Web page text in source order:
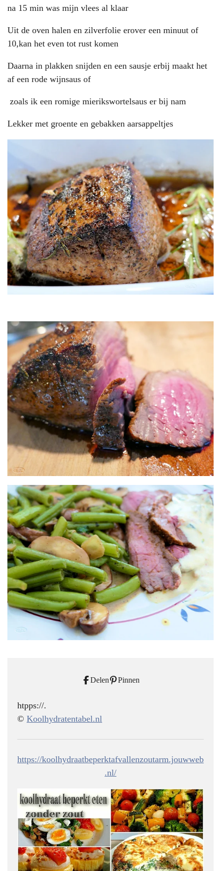
na 15 min was mijn vlees al klaar
Uit de oven halen en zilverfolie erover een minuut of
10,kan het even tot rust komen
Daarna in plakken snijden en een sausje erbij maakt het
af een rode wijnsaus of
zoals ik een romige mierikswortelsaus er bij nam
Lekker met groente en gebakken aarsappeltjes
Delen Pinnen
htpps://.
© Koolhydratentabel.nl
https://koolhydraatbeperktafvallenzoutarm.jouwweb
.nl/